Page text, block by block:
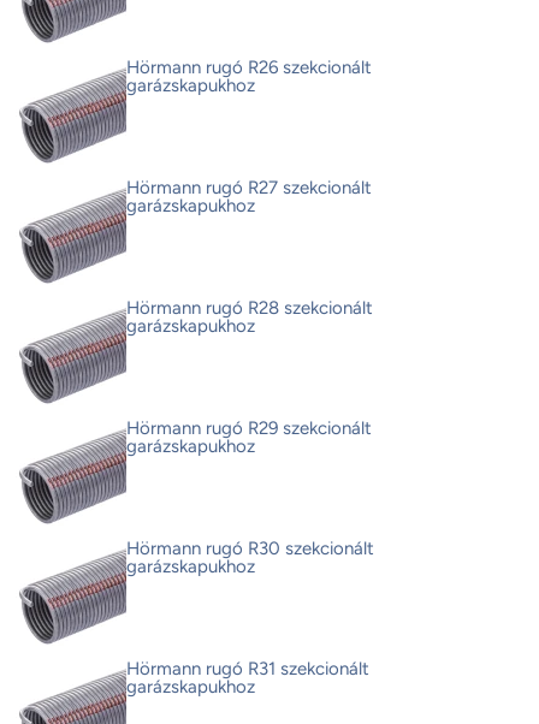
Hörmann rugó R26 szekcionált
garázskapukhoz
Hörmann rugó R27 szekcionált
garázskapukhoz
Hörmann rugó R28 szekcionált
garázskapukhoz
Hörmann rugó R29 szekcionált
garázskapukhoz
Hörmann rugó R30 szekcionált
garázskapukhoz
Hörmann rugó R31 szekcionált
garázskapukhoz